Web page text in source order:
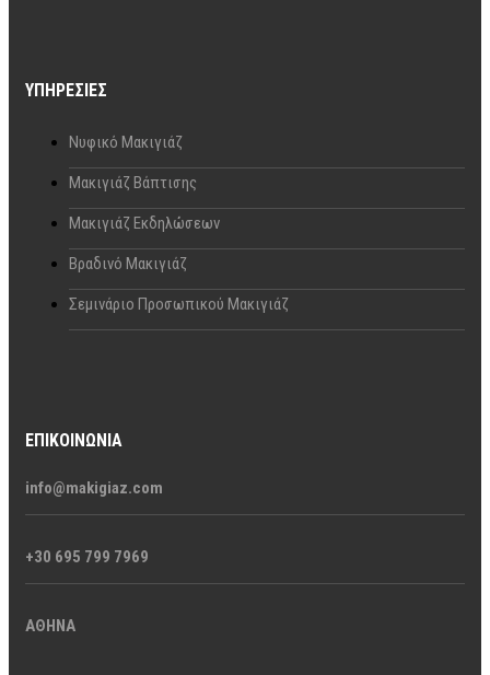
ΥΠΗΡΕΣΊΕΣ
Νυφικό Μακιγιάζ
Μακιγιάζ Βάπτισης
Μακιγιάζ Εκδηλώσεων
Βραδινό Μακιγιάζ
Σεμινάριο Προσωπικού Μακιγιάζ
ΕΠΙΚΟΙΝΩΝΊΑ
info@makigiaz.com
+30 695 799 7969
ΑΘΗΝΑ